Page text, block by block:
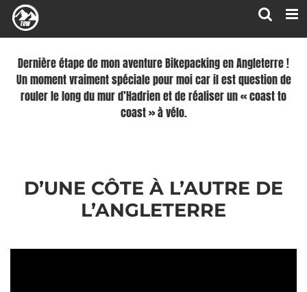
Passer
au
contenu
Dernière étape de mon aventure Bikepacking en Angleterre !
Un moment vraiment spéciale pour moi car il est question de
rouler le long du mur d’Hadrien et de réaliser un « coast to
coast » à vélo.
D’UNE CÔTE À L’AUTRE DE
L’ANGLETERRE